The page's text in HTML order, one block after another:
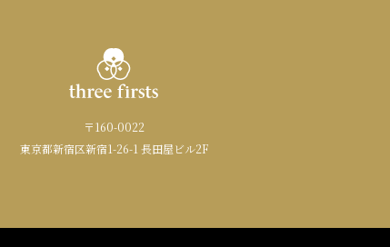
〒160-0022
東京都新宿区新宿1-26-1 長田屋ビル2F